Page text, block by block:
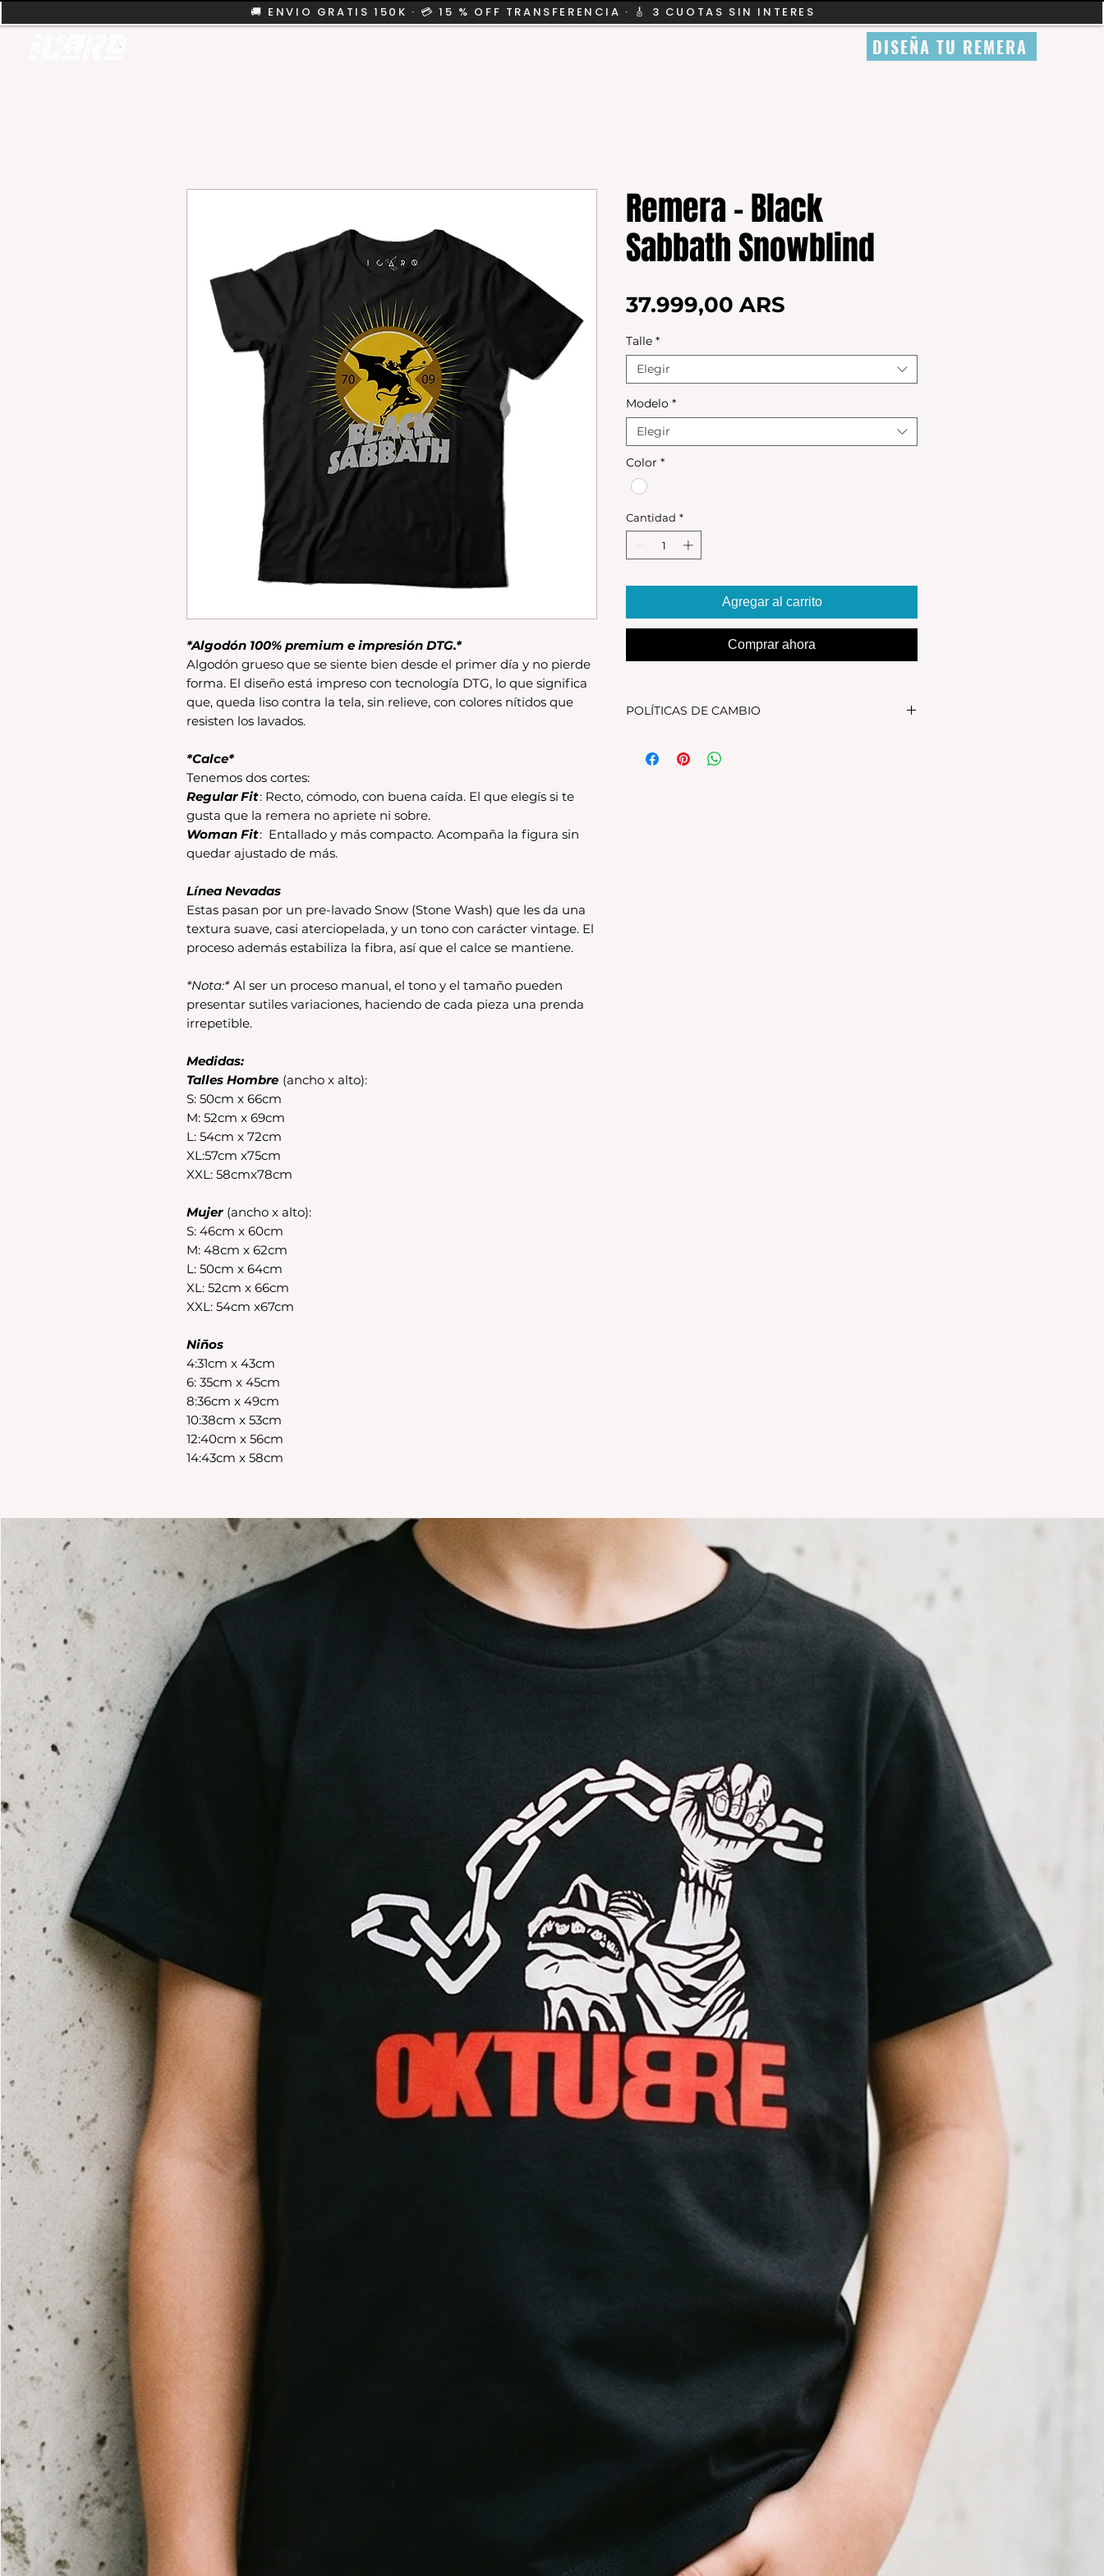
🚚 ENVIO GRATIS 150K · 💳 15 % OFF TRANSFERENCIA · 🎸 3 CUOTAS SIN INTERES
DISEÑA TU REMERA
*Algodón 100% premium e impresión DTG.*
Algodón grueso que se siente bien desde el primer día y no pierde
forma. El diseño está impreso con tecnología DTG, lo que significa
que, queda liso contra la tela, sin relieve, con colores nítidos que
resisten los lavados.
*Calce*
Tenemos dos cortes:
Regular Fit: Recto, cómodo, con buena caída. El que elegís si te
gusta que la remera no apriete ni sobre.
Woman Fit: Entallado y más compacto. Acompaña la figura sin
quedar ajustado de más.
Línea Nevadas
Estas pasan por un pre-lavado Snow (Stone Wash) que les da una
textura suave, casi aterciopelada, y un tono con carácter vintage. El
proceso además estabiliza la fibra, así que el calce se mantiene.
*Nota:* Al ser un proceso manual, el tono y el tamaño pueden
presentar sutiles variaciones, haciendo de cada pieza una prenda
irrepetible.
Medidas:
Talles Hombre (ancho x alto):
S: 50cm x 66cm
M: 52cm x 69cm
L: 54cm x 72cm
XL:57cm x75cm
XXL: 58cmx78cm
Mujer (ancho x alto):
S: 46cm x 60cm
M: 48cm x 62cm
L: 50cm x 64cm
XL: 52cm x 66cm
XXL: 54cm x67cm
Niños
4:31cm x 43cm
6: 35cm x 45cm
8:36cm x 49cm
10:38cm x 53cm
12:40cm x 56cm
14:43cm x 58cm
Remera - Black
Sabbath Snowblind
37.999,00 ARS
Talle *
Elegir
Modelo *
Elegir
Color *
Cantidad *
Agregar al carrito
Comprar ahora
POLÍTICAS DE CAMBIO
debe encontrarse sin uso y en su packaging